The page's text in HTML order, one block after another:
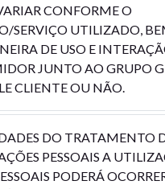
CONFORME O
SERVIÇO UTILIZADO,
DE USO E
JUNTO AO GRUPO
CLIENTE OU NÃO.
DO TRATAMENTO
PESSOAIS A
PODERÁ